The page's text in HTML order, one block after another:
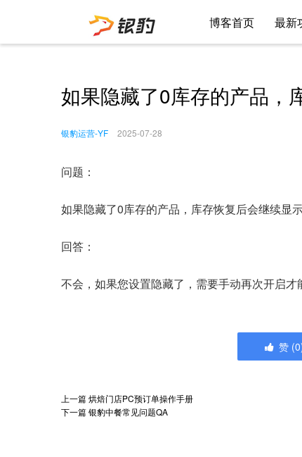
博客首页 最新
如果隐藏了0库存的产品，
银豹运营-YF 2025-07-28
问题：
如果隐藏了0库存的产品，库存恢复后会继续显
回答：
不会，如果您设置隐藏了，需要手动再次开启才
赞 (0
上一篇烘焙门店PC预订单操作手册
下一篇银豹中餐常见问题QA